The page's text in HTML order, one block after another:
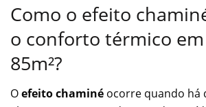
Como o efeito
o conforto térmico em
85m²?
Oefeito chaminé ocorre quando há